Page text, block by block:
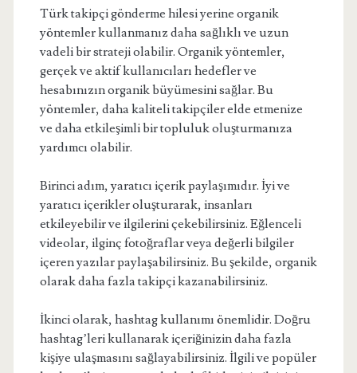
Türk takipçi gönderme hilesi yerine organik
yöntemler kullanmanız daha sağlıklı ve uzun
vadeli bir strateji olabilir. Organik yöntemler,
gerçek ve aktif kullanıcıları hedefler ve
hesabınızın organik büyümesini sağlar. Bu
yöntemler, daha kaliteli takipçiler elde etmenize
ve daha etkileşimli bir topluluk oluşturmanıza
yardımcı olabilir.
Birinci adım, yaratıcı içerik paylaşımıdır. İyi ve
yaratıcı içerikler oluşturarak, insanları
etkileyebilir ve ilgilerini çekebilirsiniz. Eğlenceli
videolar, ilginç fotoğraflar veya değerli bilgiler
içeren yazılar paylaşabilirsiniz. Bu şekilde, organik
olarak daha fazla takipçi kazanabilirsiniz.
İkinci olarak, hashtag kullanımı önemlidir. Doğru
hashtag’leri kullanarak içeriğinizin daha fazla
kişiye ulaşmasını sağlayabilirsiniz. İlgili ve popüler